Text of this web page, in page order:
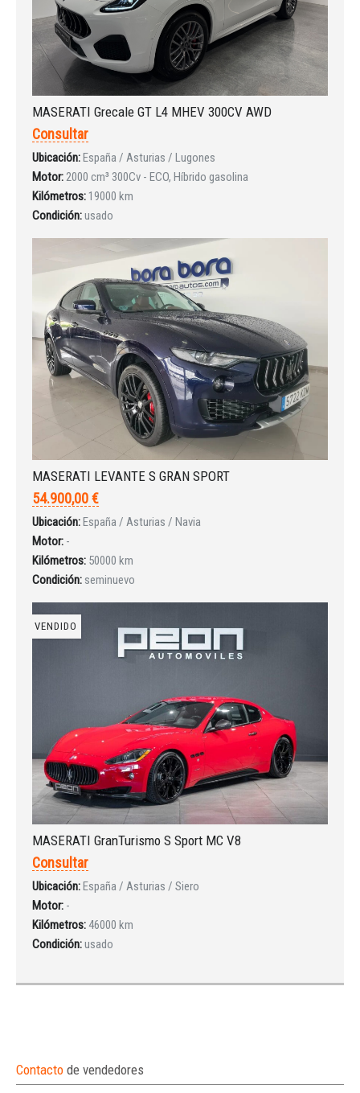
INICIAR SESIÓN
¿Ha olvidado la contraseña?
MASERATI Grecale GT L4 MHEV 300CV AWD
Consultar
Ubicación:España / Asturias / Lugones
Motor:2000 cm³ 300Cv - ECO, Híbrido gasolina
Kilómetros: 19000 km
Condición:usado
MASERATI LEVANTE S GRAN SPORT
54.900,00 €
Ubicación:España / Asturias / Navia
Motor: -
Kilómetros: 50000 km
Condición: seminuevo
VENDIDO
MASERATI GranTurismo S Sport MC V8
Consultar
Ubicación:España / Asturias / Siero
Motor: -
Kilómetros:46000 km
Condición:usado
Contacto de vendedores